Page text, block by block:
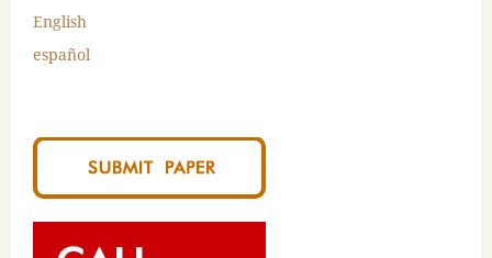
English
español